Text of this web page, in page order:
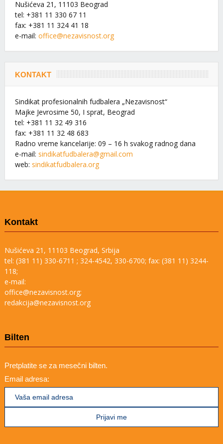
Nušićeva 21, 11103 Beograd
tel: +381 11 330 67 11
fax: +381 11 324 41 18
e-mail: office@nezavisnost.org
KONTAKT
Sindikat profesionalnih fudbalera „Nezavisnost“
Majke Jevrosime 50, I sprat, Beograd
tel: +381 11 32 49 316
fax: +381 11 32 48 683
Radno vreme kancelarije: 09 – 16 h svakog radnog dana
e-mail: sindikatfudbalera@gmail.com
web: sindikatfudbalera.org
Kontakt
Nušićeva 21, 11103 Beograd, Srbija
tel: (381 11) 330-6711 ; 324-4542, 330-6700; fax: (381 11) 3244-
118;
e-mail:
office@nezavisnost.org;
redakcija@nezavisnost.org
Bilten
Pretplatite se za mesečni bilten.
Email adresa: